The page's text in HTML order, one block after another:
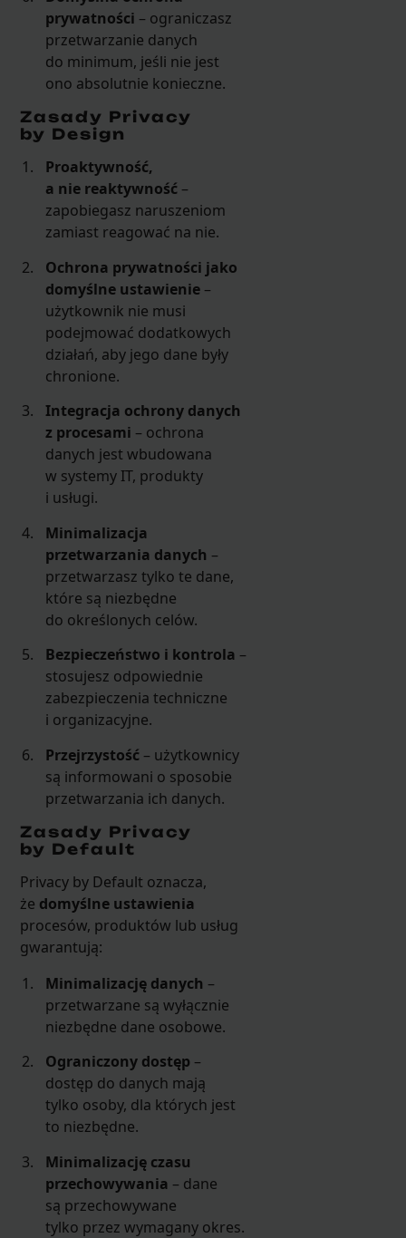
prywatności – ograniczasz
przetwarzanie danych
do minimum, jeśli nie jest
ono absolutnie konieczne.
Zasady Privacy
by Design
Proaktywność,
a nie reaktywność –
zapobiegasz naruszeniom
zamiast reagować na nie.
Ochrona prywatności jako
domyślne ustawienie –
użytkownik nie musi
podejmować dodatkowych
działań, aby jego dane były
chronione.
Integracja ochrony danych
z procesami – ochrona
danych jest wbudowana
w systemy IT, produkty
i usługi.
Minimalizacja
przetwarzania danych –
przetwarzasz tylko te dane,
które są niezbędne
do określonych celów.
Bezpieczeństwo i kontrola –
stosujesz odpowiednie
zabezpieczenia techniczne
i organizacyjne.
Przejrzystość – użytkownicy
są informowani o sposobie
przetwarzania ich danych.
Zasady Privacy
by Default
Privacy by Default oznacza,
że domyślne ustawienia
procesów, produktów lub usług
gwarantują:
Minimalizację danych –
przetwarzane są wyłącznie
niezbędne dane osobowe.
Ograniczony dostęp –
dostęp do danych mają
tylko osoby, dla których jest
to niezbędne.
Minimalizację czasu
przechowywania – dane
są przechowywane
tylko przez wymagany okres.